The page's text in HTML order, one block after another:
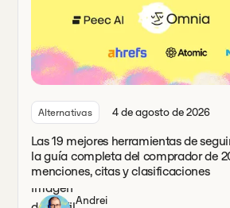
Alternativas 4 de agosto de 2026
Las 19 mejores herramientas de
la guía completa del comprador de
menciones, citas y clasificaciones
Andrei